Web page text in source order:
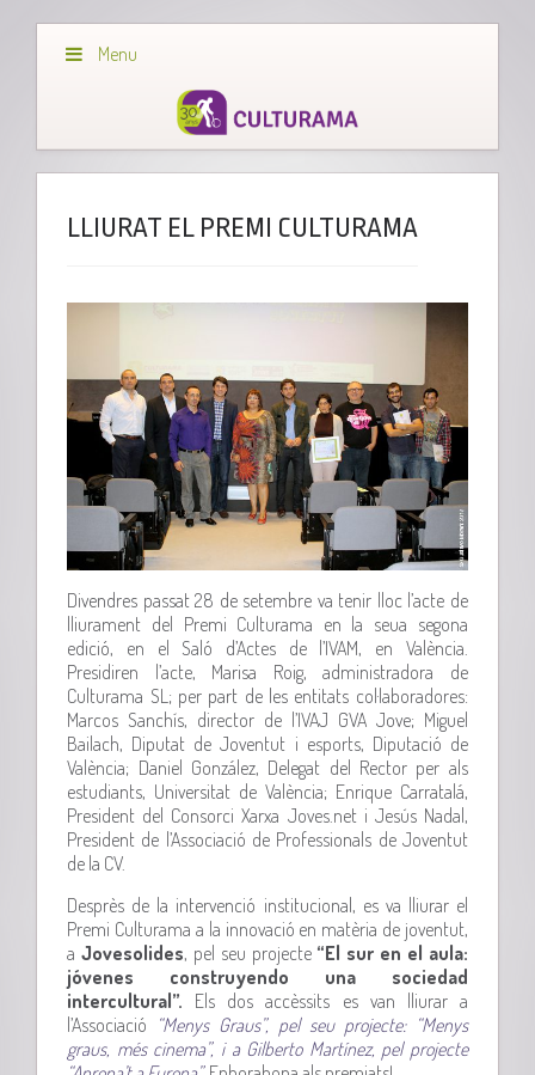
Menu
LLIURAT EL PREMI CULTURAMA
Divendres passat 28 de setembre va tenir lloc l’acte de
lliurament del Premi Culturama en la seua segona
edició, en el Saló d’Actes de l’IVAM, en València.
Presidiren l’acte, Marisa Roig, administradora de
Culturama SL; per part de les entitats col·laboradores:
Marcos Sanchís, director de l’IVAJ GVA Jove; Miguel
Bailach, Diputat de Joventut i esports, Diputació de
València; Daniel González, Delegat del Rector per als
estudiants, Universitat de València; Enrique Carratalá,
President del Consorci Xarxa Joves.net i Jesús Nadal,
President de l’Associació de Professionals de Joventut
de la CV.
Desprès de la intervenció institucional, es va lliurar el
Premi Culturama a la innovació en matèria de joventut,
aJovesolides, pel seu projecte “El sur en el aula:
jóvenes construyendo una sociedad
intercultural”. Els dos accèssits es van lliurar a
l’Associació “Menys Graus”, pel seu projecte: “Menys
graus, més cinema”, i a Gilberto Martínez, pel projecte